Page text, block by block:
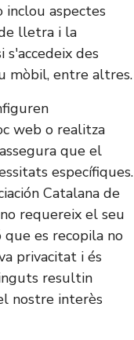
inclou aspectes
lletra i la
s'accedeix des
mòbil, entre altres.
web o realitza
que el
específiques.
Catalana de
requereix el seu
es recopila no
privacitat i és
resultin
nostre interès